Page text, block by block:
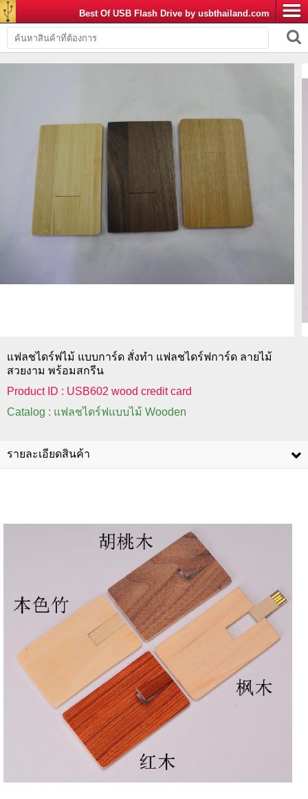
Best Of USB Flash Drive by usbthailand.com
แฟลชไดร์ฟไม้ แบบการ์ด สั่งทำ แฟลชไดร์ฟการ์ด ลายไม้
สวยงาม พร้อมสกรีน
Product ID : USB602 wood credit card
Catalog : แฟลชไดร์ฟแบบไม้ Wooden
รายละเอียดสินค้า